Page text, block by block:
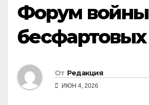
Форум войны
бесфартовых
От Редакция
ИЮН 4, 2026